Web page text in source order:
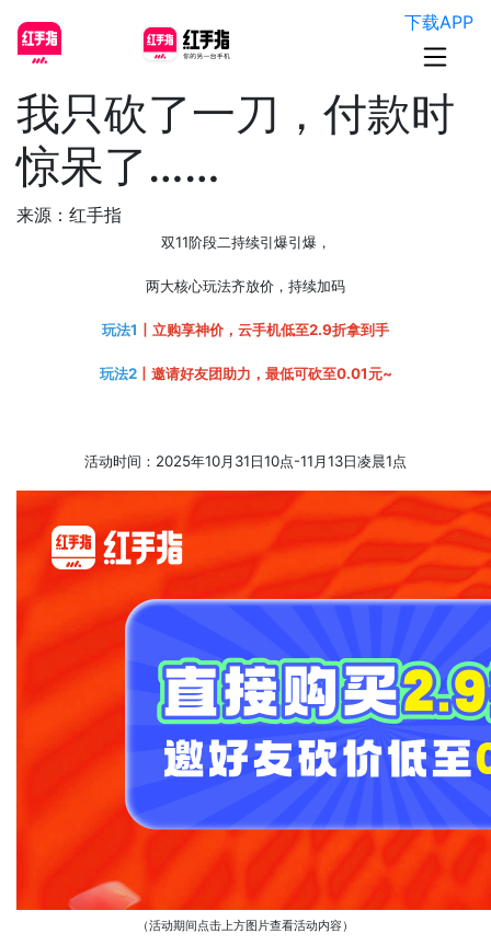
下载APP
我只砍了一刀，付款时
惊呆了……
来源：红手指
双11阶段二持续引爆引爆，
两大核心玩法齐放价，持续加码
玩法1 丨立购享神价，云手机低至2.9折拿到手
玩法2丨邀请好友团助力， 最低可砍至0.01元~
活动时间：2025年10月31日10点-11月13日凌晨1点
（活动期间点击上方图片查看活动内容）